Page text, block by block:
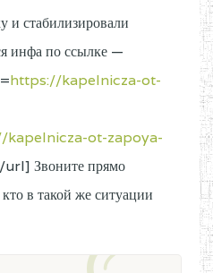
и стабилизировали
инфа по ссылке —
https://kapelnicza-ot-
kapelnicza-ot-zapoya-
Звоните прямо
в такой же ситуации